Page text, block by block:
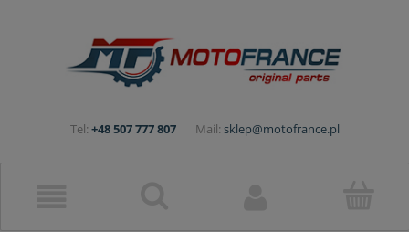
Tel: +48 507 777 807 Mail: sklep@motofrance.pl